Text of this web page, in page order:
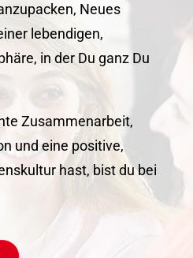
Neues
lebendigen,
in der Du ganz Du
Zusammenarbeit,
und eine positive,
hast, bist du bei